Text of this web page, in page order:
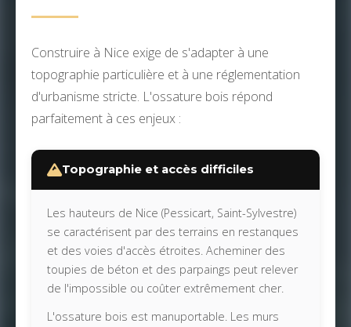
Construire à Nice exige de s'adapter à une
topographie particulière et à une réglementation
d'urbanisme stricte. L'ossature bois répond
parfaitement à ces enjeux :
Topographie et accès difficiles
Les hauteurs de Nice (Pessicart, Saint-Sylvestre)
se caractérisent par des terrains en restanques
et des voies d'accès étroites. Acheminer des
toupies de béton et des parpaings peut relever
de l'impossible ou coûter extrêmement cher.
L'ossature bois est manuportable. Les murs